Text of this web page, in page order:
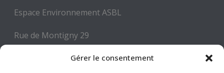
Gérer le consentement
Espace Environnement ASBL
Rue de Montigny 29
6000 CHARLEROI